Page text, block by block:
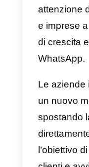
grandi
utenti,
di vario
tende